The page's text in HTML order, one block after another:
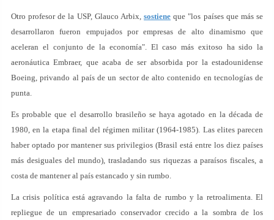
Otro profesor de la USP, Glauco Arbix,sostiene que "los países que más se
desarrollaron fueron empujados por empresas de alto dinamismo que
aceleran el conjunto de la economía". El caso más exitoso ha sido la
aeronáutica Embraer, que acaba de ser absorbida por la estadounidense
Boeing, privando al país de un sector de alto contenido en tecnologías de
punta.
Es probable que el desarrollo brasileño se haya agotado en la década de
1980, en la etapa final del régimen militar (1964-1985). Las elites parecen
haber optado por mantener sus privilegios (Brasil está entre los diez países
más desiguales del mundo), trasladando sus riquezas a paraísos fiscales, a
costa de mantener al país estancado y sin rumbo.
La crisis política está agravando la falta de rumbo y la retroalimenta. El
repliegue de un empresariado conservador crecido a la sombra de los